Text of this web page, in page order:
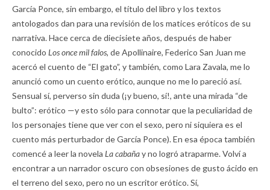
García Ponce, sin embargo, el título del libro y los textos
antologados dan para una revisión de los matices eróticos de su
narrativa. Hace cerca de diecisiete años, después de haber
conocido Los once mil falos, de Apollinaire, Federico San Juan me
acercó el cuento de “El gato”, y también, como Lara Zavala, me lo
anunció como un cuento erótico, aunque no me lo pareció así.
Sensual sí, perverso sin duda (¡y bueno, sí!, ante una mirada “de
bulto”: erótico —y esto sólo para connotar que la peculiaridad de
los personajes tiene que ver con el sexo, pero ni siquiera es el
cuento más perturbador de García Ponce). En esa época también
comencé a leer la novela La cabañay no logró atraparme. Volví a
encontrar a un narrador oscuro con obsesiones de gusto ácido en
el terreno del sexo, pero no un escritor erótico. Sí,